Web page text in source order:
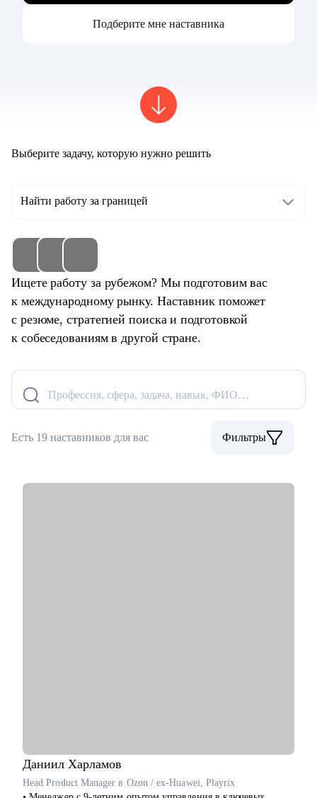
Подберите мне наставника
Выберите задачу, которую нужно решить
Найти работу за границей
Ищете работу за рубежом? Мы подготовим вас
к международному рынку. Наставник поможет
с резюме, стратегией поиска и подготовкой
к собеседованиям в другой стране.
Профессия, сфера, задача, навык, ФИО…
Есть 19 наставников для вас Фильтры
Даниил Харламов
Head Product Manager в Ozon / ex-Huawei, Playrix